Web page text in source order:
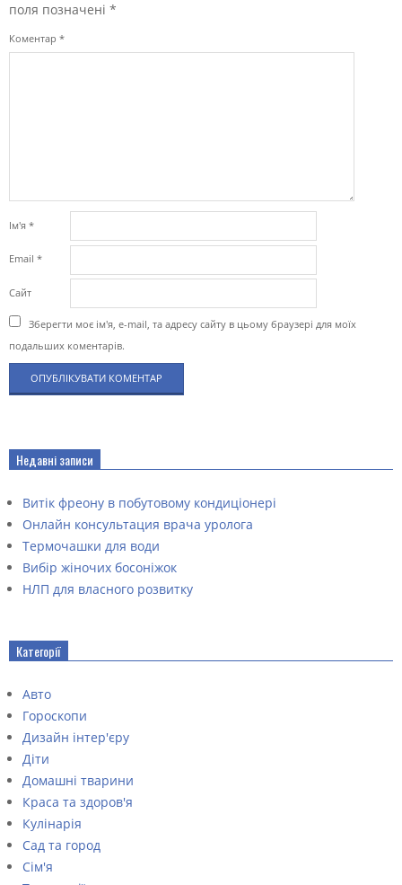
поля позначені *
Коментар *
Ім'я *
Email *
Сайт
Зберегти моє ім'я, e-mail, та адресу сайту в цьому браузері для моїх
подальших коментарів.
Недавні записи
Витік фреону в побутовому кондиціонері
Онлайн консультация врача уролога
Термочашки для води
Вибір жіночих босоніжок
НЛП для власного розвитку
Категорії
Авто
Гороскопи
Дизайн інтер'єру
Діти
Домашні тварини
Краса та здоров'я
Кулінарія
Сад та город
Сім'я